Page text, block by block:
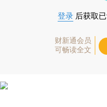
登录 后获取
财新通会员
可畅读全文